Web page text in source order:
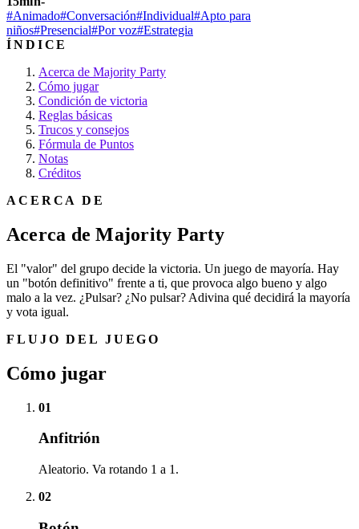
#Animado#Conversación#Individual#Apto para
niños#Presencial#Por voz#Estrategia
ÍNDICE
Acerca de Majority Party
Cómo jugar
Condición de victoria
Reglas básicas
Trucos y consejos
Fórmula de Puntos
Notas
Créditos
ACERCA DE
Acerca de Majority Party
El "valor" del grupo decide la victoria. Un juego de mayoría. Hay
un "botón definitivo" frente a ti, que provoca algo bueno y algo
malo a la vez. ¿Pulsar? ¿No pulsar? Adivina qué decidirá la mayoría
y vota igual.
FLUJO DEL JUEGO
Cómo jugar
01
Anfitrión
Aleatorio. Va rotando 1 a 1.
02